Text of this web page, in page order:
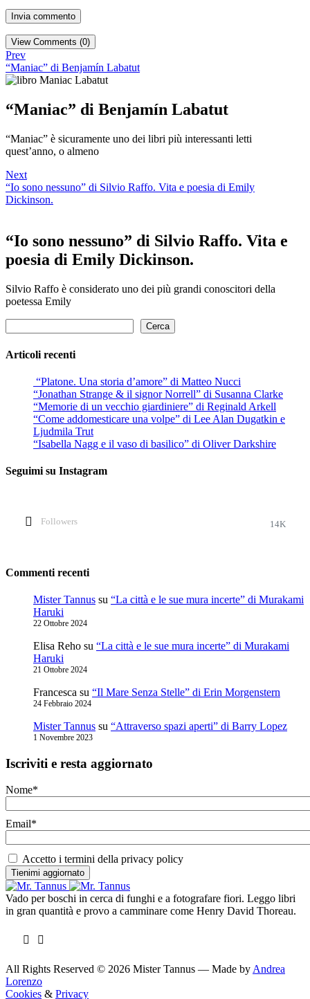
View Comments (0)
Prev
“Maniac” di Benjamín Labatut
“Maniac” di Benjamín Labatut
“Maniac” è sicuramente uno dei libri più interessanti letti
quest’anno, o almeno
Next
“Io sono nessuno” di Silvio Raffo. Vita e poesia di Emily
Dickinson.
“Io sono nessuno” di Silvio Raffo. Vita e
poesia di Emily Dickinson.
Silvio Raffo è considerato uno dei più grandi conoscitori della
poetessa Emily
Cerca
Articoli recenti
“Platone. Una storia d’amore” di Matteo Nucci
“Jonathan Strange & il signor Norrell” di Susanna Clarke
“Memorie di un vecchio giardiniere” di Reginald Arkell
“Come addomesticare una volpe” di Lee Alan Dugatkin e
Ljudmila Trut
“Isabella Nagg e il vaso di basilico” di Oliver Darkshire
Seguimi su Instagram
14K
Followers
Commenti recenti
Mister Tannus su “La città e le sue mura incerte” di Murakami
Haruki
22 Ottobre 2024
Elisa Reho su “La città e le sue mura incerte” di Murakami
Haruki
21 Ottobre 2024
Francesca su “Il Mare Senza Stelle” di Erin Morgenstern
24 Febbraio 2024
Mister Tannus su “Attraverso spazi aperti” di Barry Lopez
1 Novembre 2023
Iscriviti e resta aggiornato
Nome*
Email*
Accetto i termini della privacy policy
Vado per boschi in cerca di funghi e a fotografare fiori. Leggo libri
in gran quantità e provo a camminare come Henry David Thoreau.
All Rights Reserved © 2026 Mister Tannus — Made by Andrea
Lorenzo
Cookies & Privacy